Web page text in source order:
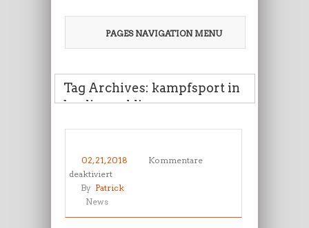
PAGES NAVIGATION MENU
Tag Archives: kampfsport in
berlin wedding
02, 21, 2018
Kommentare
deaktiviertfür
Bundesbreitensportlehrgang
in
By Patrick
News